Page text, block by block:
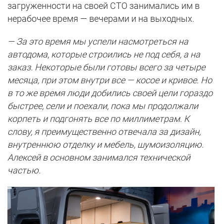
загруженности на своей СТО занимались им в
нерабочее время — вечерами и на выходных.
— За это время мы успели насмотреться на
автодома, которые строились не под себя, а на
заказ. Некоторые были готовы всего за четыре
месяца, при этом внутри все — косое и кривое. Но
в то же время люди добились своей цели гораздо
быстрее, сели и поехали, пока мы продолжали
корпеть и подгонять все по миллиметрам. К
слову, я преимущественно отвечала за дизайн,
внутреннюю отделку и мебель, шумоизоляцию.
Алексей в основном занимался технической
частью.